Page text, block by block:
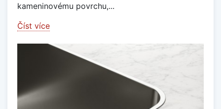
kameninovému povrchu,...
Číst více